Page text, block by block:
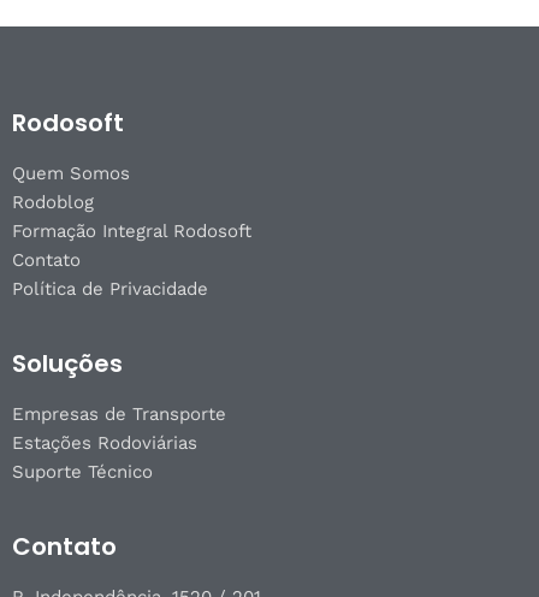
Rodosoft
Quem Somos
Rodoblog
Formação Integral Rodosoft
Contato
Política de Privacidade
Soluções
Empresas de Transporte
Estações Rodoviárias
Suporte Técnico
Contato